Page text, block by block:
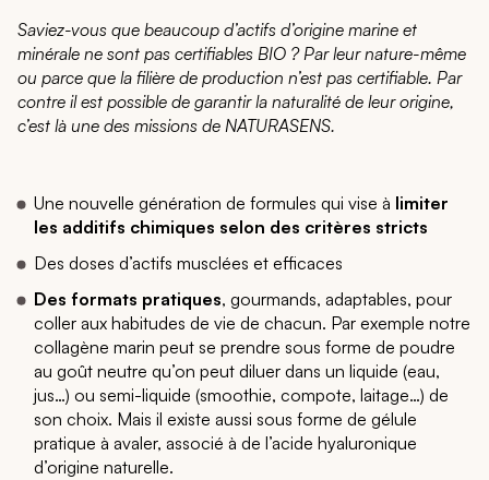
Saviez-vous que beaucoup d’actifs d’origine marine et
minérale ne sont pas certifiables BIO ? Par leur nature-même
ou parce que la filière de production n’est pas certifiable. Par
contre il est possible de garantir la naturalité de leur origine,
c’est là une des missions de NATURASENS.
Une nouvelle génération de formules qui vise à limiter
les additifs chimiques selon des critères stricts
Des doses d’actifs musclées et efficaces
Des formats pratiques, gourmands, adaptables, pour
coller aux habitudes de vie de chacun. Par exemple notre
collagène marin peut se prendre sous forme de poudre
au goût neutre qu’on peut diluer dans un liquide (eau,
jus…) ou semi-liquide (smoothie, compote, laitage…) de
son choix. Mais il existe aussi sous forme de gélule
pratique à avaler, associé à de l’acide hyaluronique
d’origine naturelle.